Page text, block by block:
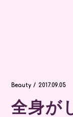
Beauty / 2017.09.05
全身が